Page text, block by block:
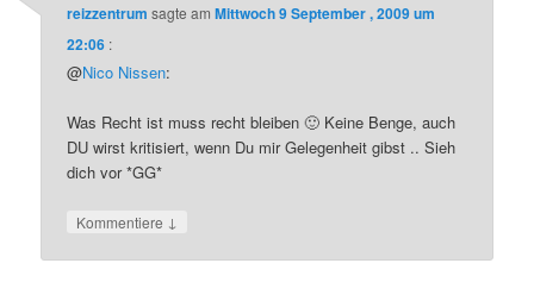
reizzentrum sagte amMittwoch 9 September , 2009 um
22:06 :
@Nico Nissen:
Was Recht ist muss recht bleiben 🙂 Keine Benge, auch
DU wirst kritisiert, wenn Du mir Gelegenheit gibst .. Sieh
dich vor *GG*
Kommentiere ↓